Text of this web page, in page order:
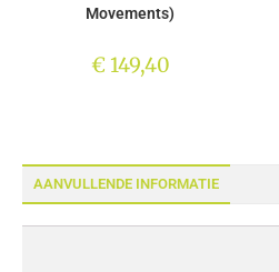
AANVULLENDE INFORMATIE
Movements)
€149,40